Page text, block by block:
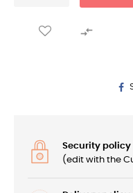

Security policy
(edit with the